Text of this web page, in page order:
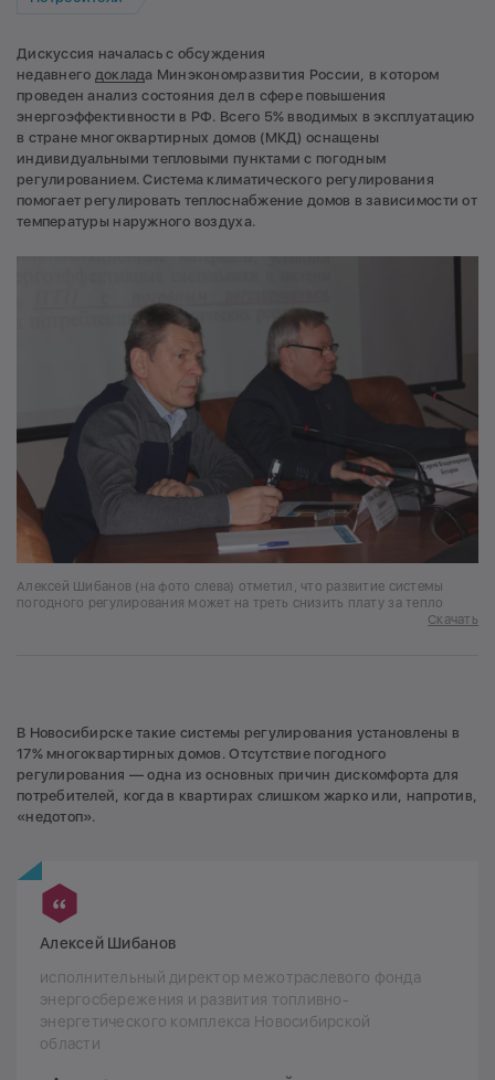
Дискуссия началась с обсуждения
недавнего доклада Минэкономразвития России, в котором
проведен анализ состояния дел в сфере повышения
энергоэффективности в РФ. Всего 5% вводимых в эксплуатацию
в стране многоквартирных домов (МКД) оснащены
индивидуальными тепловыми пунктами с погодным
регулированием. Система климатического регулирования
помогает регулировать теплоснабжение домов в зависимости от
температуры наружного воздуха.
Алексей Шибанов (на фото слева) отметил, что развитие системы
погодного регулирования может на треть снизить плату за тепло
Скачать
В Новосибирске такие системы регулирования установлены в
17% многоквартирных домов. Отсутствие погодного
регулирования — одна из основных причин дискомфорта для
потребителей, когда в квартирах слишком жарко или, напротив,
«недотоп».
Алексей Шибанов
исполнительный директор межотраслевого фонда
энергосбережения и развития топливно-
энергетического комплекса Новосибирской
области